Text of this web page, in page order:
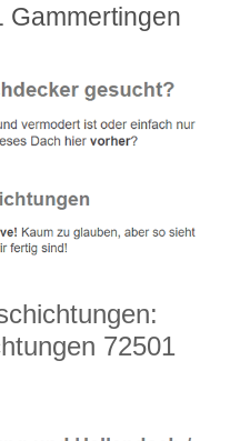
Gammertingen
72501